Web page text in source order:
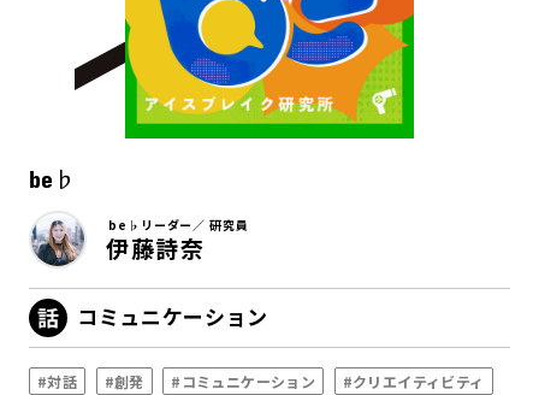
be♭
be♭リーダー／ 研究員
伊藤詩奈
コミュニケーション
#対話 #創発 #コミュニケーション
#クリエイティビティ